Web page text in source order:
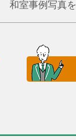
和室事例写真